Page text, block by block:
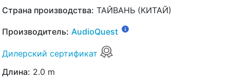
Страна производства: ТАЙВАНЬ (КИТАЙ)
Производитель: AudioQuest
Дилерский сертификат
Длина: 2.0 m